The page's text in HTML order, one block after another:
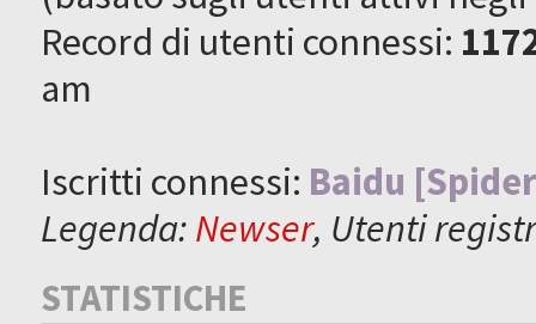
Record di utenti connessi:
am
Iscritti connessi: Baidu
Legenda:Newser, Utenti
STATISTICHE